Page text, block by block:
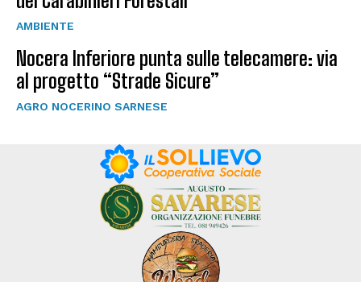
AMBIENTE
Nocera Inferiore punta sulle telecamere: via
al progetto “Strade Sicure”
AGRO NOCERINO SARNESE